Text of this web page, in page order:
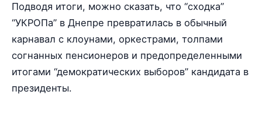
Подводя итоги, можно сказать, что “сходка”
“УКРОПа” в Днепре превратилась в обычный
карнавал с клоунами, оркестрами, толпами
согнанных пенсионеров и предопределенными
итогами “демократических выборов” кандидата в
президенты.